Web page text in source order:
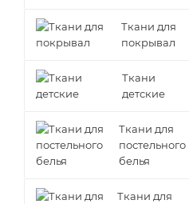
Ткани для
покрывал
Ткани
детские
Ткани для
постельного
белья
Ткани для